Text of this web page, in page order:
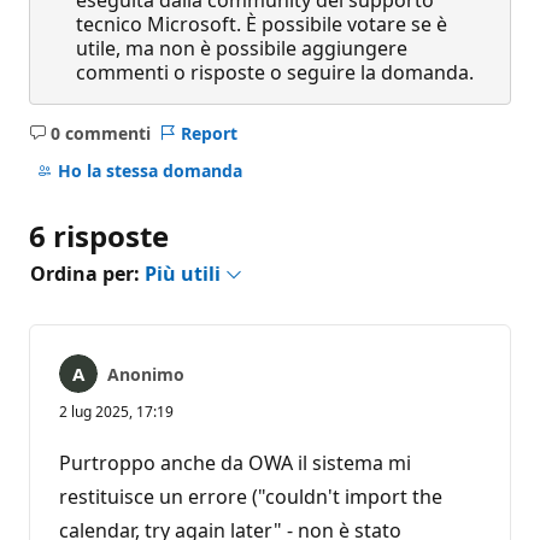
tecnico Microsoft. È possibile votare se è
utile, ma non è possibile aggiungere
commenti o risposte o seguire la domanda.
0 commenti
Nessun
commento
Report
Ho la stessa domanda
6 risposte
Ordina per: Più utili
Anonimo
2 lug 2025, 17:19
Purtroppo anche da OWA il sistema mi
restituisce un errore ("couldn't import the
calendar, try again later" - non è stato